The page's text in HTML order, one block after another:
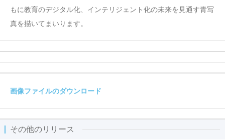
もに教育のデジタル化、インテリジェント化の未来を見通す青写
真を描いてまいります。
画像ファイルのダウンロード
その他のリリース